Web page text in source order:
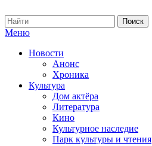
Меню
Новости
Анонс
Хроника
Культура
Дом актёра
Литература
Кино
Культурное наследие
Парк культуры и чтения